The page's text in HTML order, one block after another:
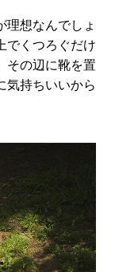
理想なんでしょ
でくつろぐだけ
その辺に靴を置
気持ちいいから